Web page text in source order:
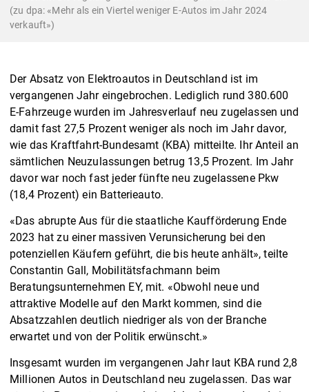
(zu dpa: «Mehr als ein Viertel weniger E-Autos im Jahr 2024
verkauft»)
Der Absatz von Elektroautos in Deutschland ist im
vergangenen Jahr eingebrochen. Lediglich rund 380.600
E-Fahrzeuge wurden im Jahresverlauf neu zugelassen und
damit fast 27,5 Prozent weniger als noch im Jahr davor,
wie das Kraftfahrt-Bundesamt (KBA) mitteilte. Ihr Anteil an
sämtlichen Neuzulassungen betrug 13,5 Prozent. Im Jahr
davor war noch fast jeder fünfte neu zugelassene Pkw
(18,4 Prozent) ein Batterieauto.
«Das abrupte Aus für die staatliche Kaufförderung Ende
2023 hat zu einer massiven Verunsicherung bei den
potenziellen Käufern geführt, die bis heute anhält», teilte
Constantin Gall, Mobilitätsfachmann beim
Beratungsunternehmen EY, mit. «Obwohl neue und
attraktive Modelle auf den Markt kommen, sind die
Absatzzahlen deutlich niedriger als von der Branche
erwartet und von der Politik erwünscht.»
Insgesamt wurden im vergangenen Jahr laut KBA rund 2,8
Millionen Autos in Deutschland neu zugelassen. Das war